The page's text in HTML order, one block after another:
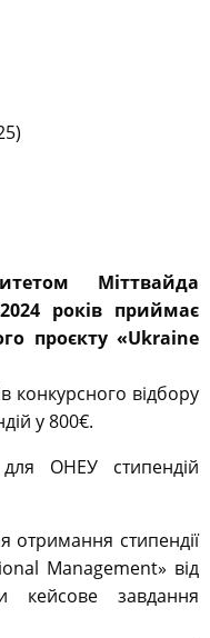
Міттвайда
років приймає
проєкту «Ukraine
конкурсного відбору
у 800€.
ОНЕУ стипендій
отримання стипендії
Management» від
кейсове завдання